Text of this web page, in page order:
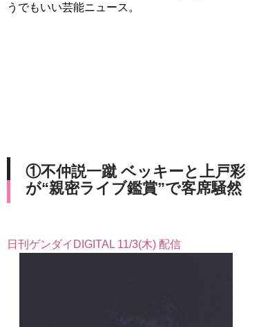
うでもいい芸能ニュース。
①不仲説一蹴 ベッキーと上戸彩
が“親密ライブ鑑賞”で客席騒然
日刊ゲンダイDIGITAL 11/3(木) 配信